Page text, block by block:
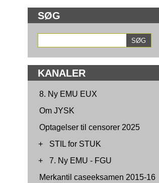
SØG
KANALER
8. Ny EMU EUX
Om JYSK
Optagelser til censorer 2025
+
STIL for STUK
+
7. Ny EMU - FGU
Merkantil caseeksamen 2015-16